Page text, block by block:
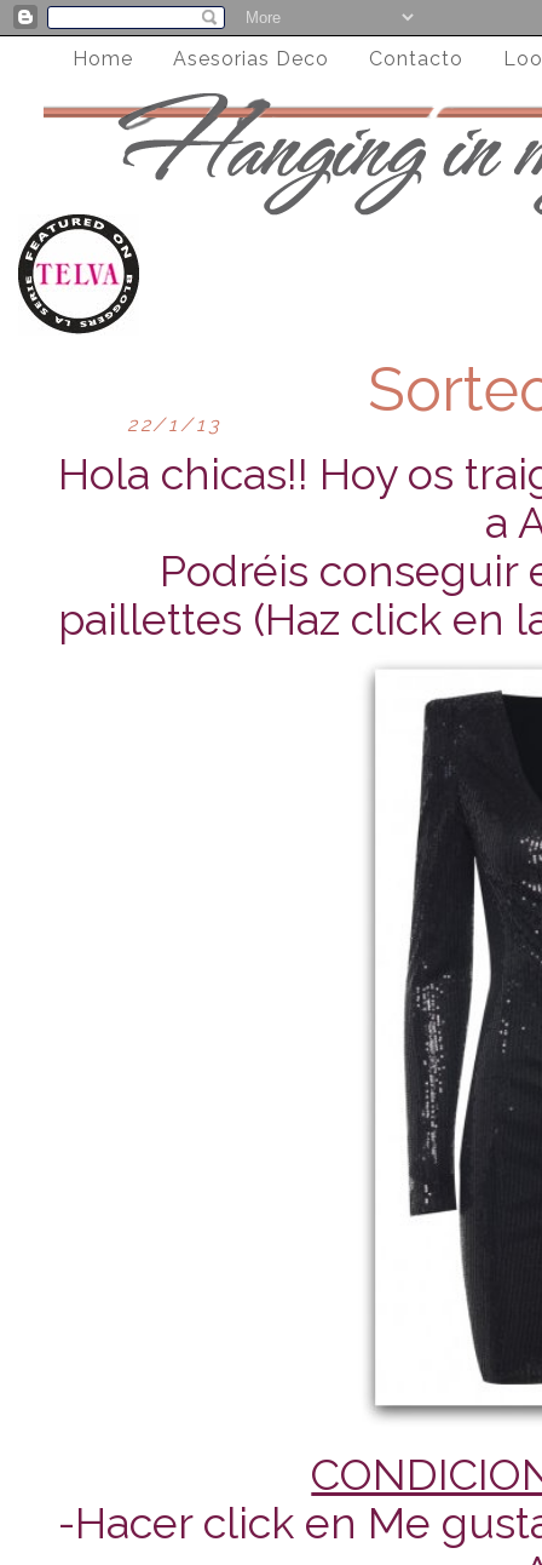
Home Asesorias Deco Contacto
22/1/13
Hola chicas!! Hoy os
a
Podréis conseguir
paillettes (Haz click en
-Hacer click en Me